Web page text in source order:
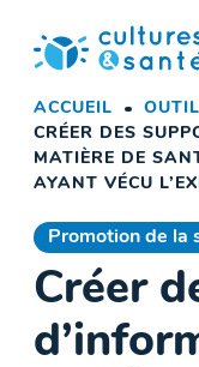
contenu
ACCUEIL
CRÉER DES
MATIÈRE DE
AYANT VÉCU
Promotion de la
Créer